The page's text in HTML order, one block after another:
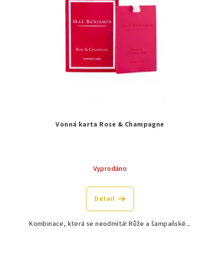
Vonná karta Rose & Champagne
Vyprodáno
Detail
Kombinace, která se neodmítá! Růže a šampaňské...